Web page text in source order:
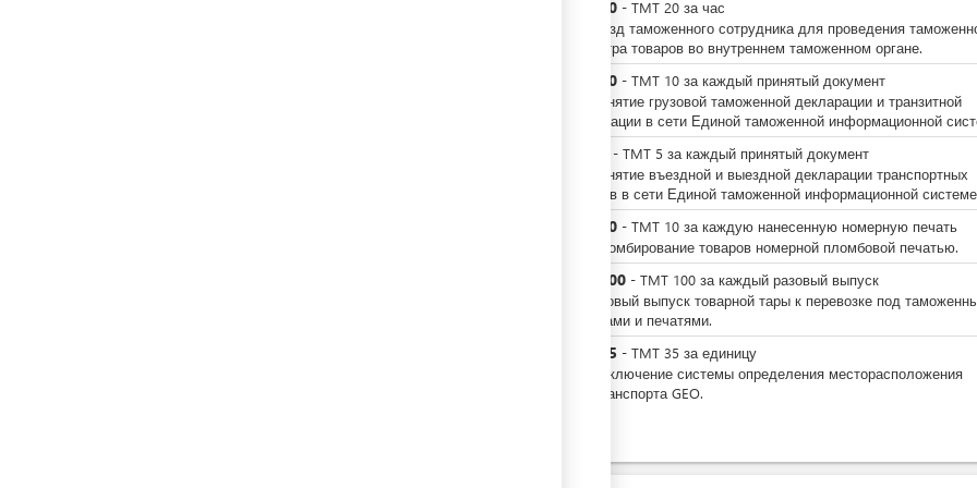
20 - TMT 20 за час
За выезд таможенного сотрудника для проведения
досмотра товаров во внутреннем таможенном органе.
10 - TMT 10 за каждый принятый документ
За принятие грузовой таможенной декларации и транзитной
декларации в сети Единой таможенной информационной
- TMT 5 за каждый принятый документ
За принятие въездной и выездной декларации транспортных
средств в сети Единой таможенной информационной системе
10 - TMT 10 за каждую нанесенную номерную печать
За опломбирование товаров номерной пломбовой печатью.
100 - TMT 100 за каждый разовый выпуск
За разовый выпуск товарной тары к перевозке под
пломбами и печатями.
35 - TMT 35 за единицу
За подключение системы определения месторасположения
автотранспорта GEO.